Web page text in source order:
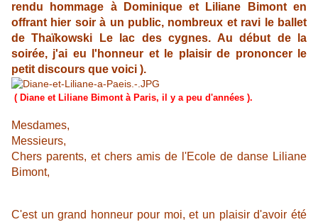
rendu hommage à Dominique et Liliane Bimont en
offrant hier soir à un public, nombreux et ravi le ballet
de Thaïkowski Le lac des cygnes. Au début de la
soirée, j'ai eu l'honneur et le plaisir de prononcer le
petit discours que voici ).
( Diane et Liliane Bimont à Paris, il y a peu d'années ).
Mesdames,
Messieurs,
Chers parents, et chers amis de l'Ecole de danse Liliane
Bimont,
C'est un grand honneur pour moi, et un plaisir d'avoir été